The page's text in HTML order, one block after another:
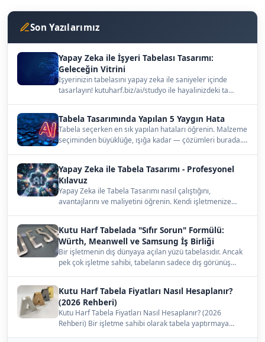
Son Yazılarımız
Yapay Zeka ile İşyeri Tabelası Tasarımı:
Geleceğin Vitrini
İşyerinizin tabelasını yapay zeka ile saniyeler içinde
tasarlayın! kutuharf.biz/ai/studyo ile hayalinizdeki ta…
Tabela Tasarımında Yapılan 5 Yaygın Hata
Tabela seçerken en sık yapılan hataları öğrenin. Malzeme
seçiminden büyüklüğe, ışığa kadar — çözümleri burada.…
Yapay Zeka ile Tabela Tasarımı - Profesyonel
Kılavuz
Yapay Zeka ile Tabela Tasarımı nasıl çalıştığını,
avantajlarını ve maliyetini öğrenin. Kendi işletmenize
Kutu Harf Tabelada "Sıfır Sorun" Formülü:
Würth, Meanwell ve Samsung İş Birliği
Bir işletmenin dış dünyaya açılan yüzü tabelasıdır. Ancak
pek çok işletme sahibi, tabelanın sadece dış görünüş…
Kutu Harf Tabela Fiyatları Nasıl Hesaplanır?
(2026 Rehberi)
Kutu Harf Tabela Fiyatları Nasıl Hesaplanır? (2026
Rehberi) Bir işletme sahibi olarak tabela yaptırmaya